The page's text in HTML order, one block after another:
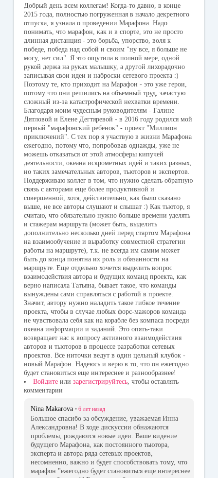
Добрый день всем коллегам! Когда-то давно, в конце
2015 года, полностью погруженная в начало декретного
отпуска, я узнала о проведении Марафона. Надо
понимать, что марафон, как и в спорте, это не просто
длинная дистанция - это борьба, упорство, воля к
победе, победа над собой и своим "ну все, я больше не
могу, нет сил". Я это ощутила в полной мере, одной
рукой держа на руках малышку, а другой лихорадочно
записывая свои идеи и наброски сетевого проекта :)
Поэтому те, кто приходит на Марафон - это уже герои,
потому что они решились на объемный труд, зачастую
сложный из-за катастрофической нехватки времени.
Благодаря моим чудесным руководителям - Галине
Дятловой и Елене Дегтяревой - в 2016 году родился мой
первый "марафонский ребенок" - проект "Миллион
приключений". С тех пор я участвую в жизни Марафона
ежегодно, потому что, попробовав однажды, уже не
можешь отказаться от этой атмосферы кипучей
деятельности, океана искрометных идей и таких разных,
но таких замечательных авторов, тьюторов и экспертов.
Поддерживаю коллег в том, что нужно сделать обратную
связь с авторами еще более продуктивной и
совершенной, хотя, действительно, как было сказано
выше, не все авторы слушают и слышат :) Как тьютор, я
считаю, что обязательно нужно больше времени уделять
и стажерам маршрута (может быть, выделить
дополнительно несколько дней перед стартом Марафона
на взаимообучение и выработку совместной стратегии
работы на маршруте), т.к. не всегда им самим может
быть до конца понятна их роль и обязанности на
маршруте. Еще отдельно хочется выделить вопрос
взаимодействия автора и будущих команд проекта, как
верно написала Татьяна, бывает такое, что команды
вынуждены сами справляться с работой в проекте.
Значит, автору нужно наладить такое гибкое течение
проекта, чтобы в случае любых форс-мажоров команда
не чувствовала себя как на корабле без компаса посреди
океана информации и заданий. Это опять-таки
возвращает нас к вопросу активного взаимодействия
авторов и тьюторов в процессе разработки сетевых
проектов. Все ниточки ведут в один цельный клубок -
новый Марафон. Надеюсь и верю в то, что он ежегодно
будет становиться еще интереснее и разнообразнее!
Войдите или зарегистрируйтесь , чтобы оставлять
комментарии
Nina Makarova • 6 лет назад
Большое спасибо за обсуждение, уважаемая Инна
Александровна! В ходе дискуссии обнажаются
проблемы, рождаются новые идеи. Ваше видение
будущего Марафона, как постоянного тьютора,
эксперта и автора ряда сетевых проектов,
несомненно, важно и будет способствовать тому, что
марафон "ежегодно будет становиться еще интереснее